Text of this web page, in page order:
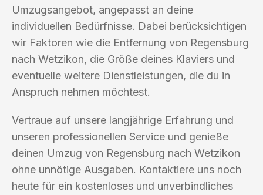
Umzugsangebot, angepasst an deine
individuellen Bedürfnisse. Dabei berücksichtigen
wir Faktoren wie die Entfernung von Regensburg
nach Wetzikon, die Größe deines Klaviers und
eventuelle weitere Dienstleistungen, die du in
Anspruch nehmen möchtest.
Vertraue auf unsere langjährige Erfahrung und
unseren professionellen Service und genieße
deinen Umzug von Regensburg nach Wetzikon
ohne unnötige Ausgaben. Kontaktiere uns noch
heute für ein kostenloses und unverbindliches